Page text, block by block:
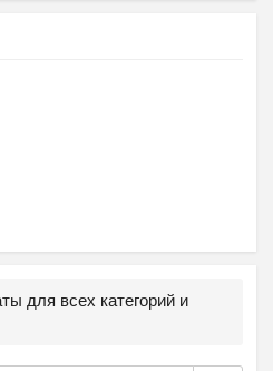
для всех категорий и